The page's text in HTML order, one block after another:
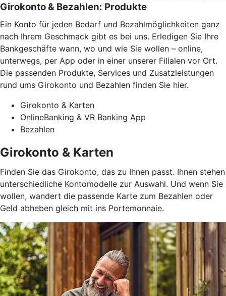
Girokonto & Bezahlen: Produkte
Ein Konto für jeden Bedarf und Bezahlmöglichkeiten ganz
nach Ihrem Geschmack gibt es bei uns. Erledigen Sie Ihre
Bankgeschäfte wann, wo und wie Sie wollen – online,
unterwegs, per App oder in einer unserer Filialen vor Ort.
Die passenden Produkte, Services und Zusatzleistungen
rund ums Girokonto und Bezahlen finden Sie hier.
Girokonto & Karten
OnlineBanking & VR Banking App
Bezahlen
Girokonto & Karten
Finden Sie das Girokonto, das zu Ihnen passt. Ihnen stehen
unterschiedliche Kontomodelle zur Auswahl. Und wenn Sie
wollen, wandert die passende Karte zum Bezahlen oder
Geld abheben gleich mit ins Portemonnaie.